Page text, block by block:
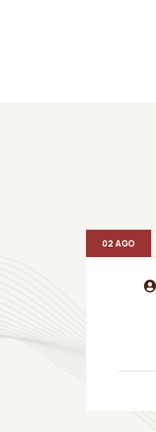
02 AGO